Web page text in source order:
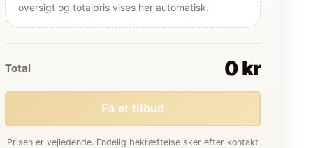
oversigt og totalpris vises her automatisk.
Total 0 kr
Få et tilbud
Prisen er vejledende. Endelig bekræftelse sker efter kontakt